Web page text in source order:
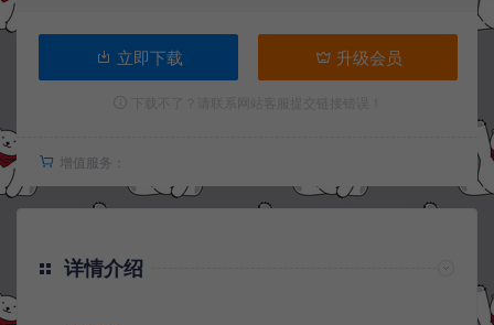
立即下载 升级会员
增值服务：
详情介绍